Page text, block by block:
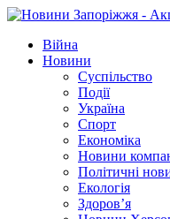
Війна
Новини
Суспільство
Події
Україна
Спорт
Економіка
Новини
Політичні
Екологія
Здоров’я